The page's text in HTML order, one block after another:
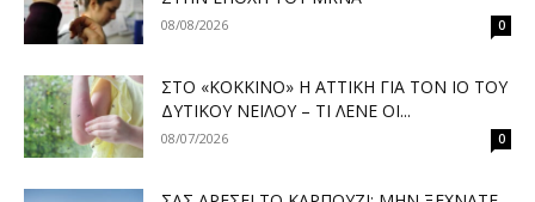
08/08/2026 0
ΣΤΟ «ΚΌΚΚΙΝΟ» Η ΑΤΤΙΚΉ ΓΙΑ ΤΟΝ ΙΌ ΤΟΥ
ΔΥΤΙΚΟΎ ΝΕΊΛΟΥ – ΤΙ ΛΈΝΕ ΟΙ...
08/07/2026 0